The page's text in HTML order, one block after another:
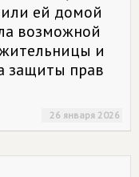
ей домой
возможной
и
защиты прав
26 января 2026